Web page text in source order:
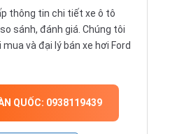
thông tin chi tiết xe ô tô
sánh, đánh giá. Chúng tôi
và đại lý bán xe hơi Ford
QUỐC: 0938119439